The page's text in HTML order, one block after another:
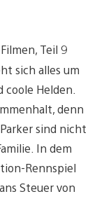
Teil 9
sich alles um
Helden.
denn
sind nicht
In dem
Rennspiel
Steuer von